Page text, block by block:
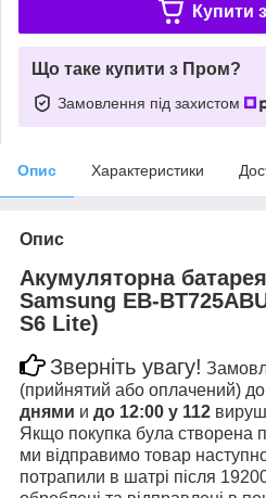
Купити з
Що таке купити з Пром?
Замовлення під захистом
Опис Характеристики
Опис
Акумуляторна
Samsung EB-
S6 Lite)
Зверніть увагу!
(прийнятий або оплачений) до
днями и до 12:00 у 112
Якщо покупка була створена
ми відправимо товар
потрапили в шатрі після